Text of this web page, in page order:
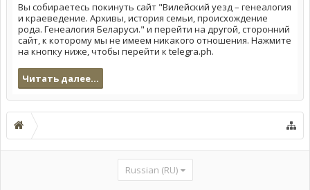
Вы собираетесь покинуть сайт "Вилейский уезд – генеалогия
и краеведение. Архивы, история семьи, происхождение
рода. Генеалогия Беларуси." и перейти на другой, сторонний
сайт, к которому мы не имеем никакого отношения. Нажмите
на кнопку ниже, чтобы перейти к telegra.ph.
Читать далее...
Russian (RU)